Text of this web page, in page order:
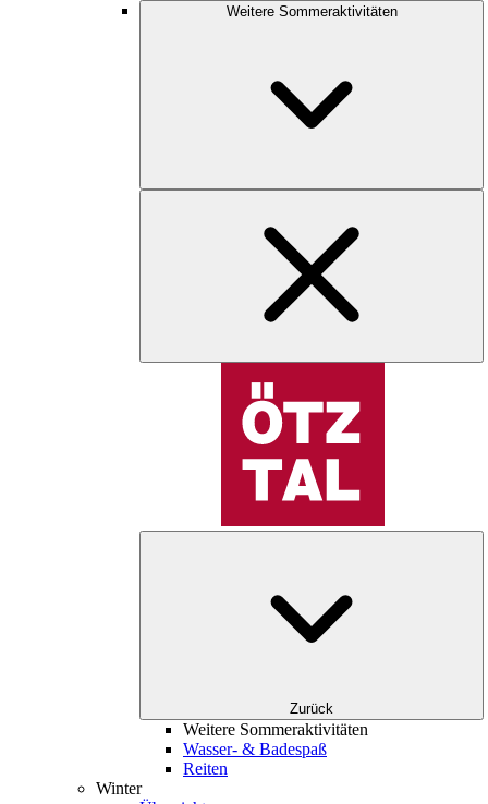
Weitere Sommeraktivitäten
Zurück
Weitere Sommeraktivitäten
Wasser- & Badespaß
Reiten
Winter